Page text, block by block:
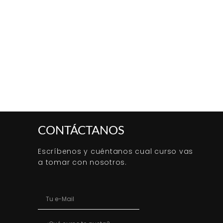
CONTÁCTANOS
Escríbenos y cuéntanos cual curso vas
a tomar con nosotros.